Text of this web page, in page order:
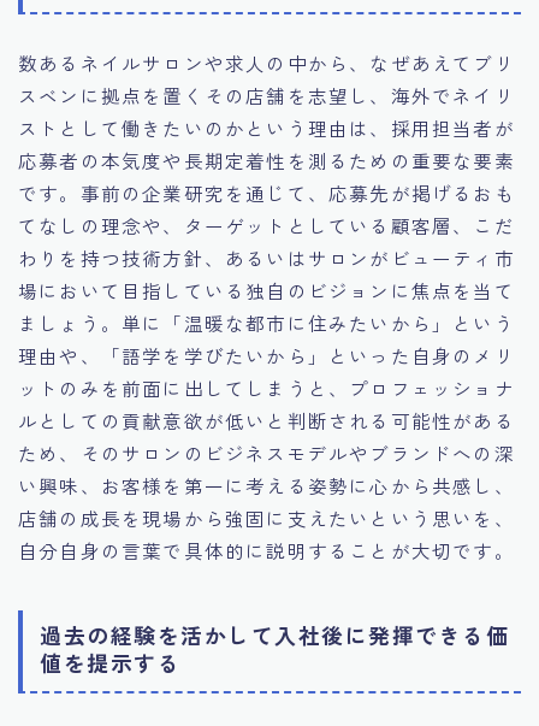
数あるネイルサロンや求人の中から、なぜあえてブリ
スベンに拠点を置くその店舗を志望し、海外でネイリ
ストとして働きたいのかという理由は、採用担当者が
応募者の本気度や長期定着性を測るための重要な要素
です。事前の企業研究を通じて、応募先が掲げるおも
てなしの理念や、ターゲットとしている顧客層、こだ
わりを持つ技術方針、あるいはサロンがビューティ市
場において目指している独自のビジョンに焦点を当て
ましょう。単に「温暖な都市に住みたいから」という
理由や、「語学を学びたいから」といった自身のメリ
ットのみを前面に出してしまうと、プロフェッショナ
ルとしての貢献意欲が低いと判断される可能性がある
ため、そのサロンのビジネスモデルやブランドへの深
い興味、お客様を第一に考える姿勢に心から共感し、
店舗の成長を現場から強固に支えたいという思いを、
自分自身の言葉で具体的に説明することが大切です。
過去の経験を活かして入社後に発揮できる価
値を提示する